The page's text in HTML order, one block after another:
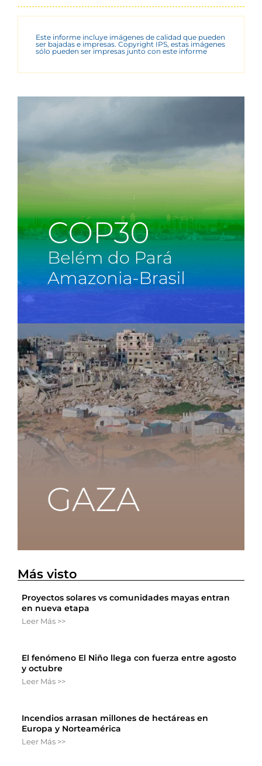
Este informe incluye imágenes de calidad que pueden
ser bajadas e impresas. Copyright IPS, estas imágenes
sólo pueden ser impresas junto con este informe
Más visto
Proyectos solares vs comunidades mayas entran
en nueva etapa
Leer Más >>
El fenómeno El Niño llega con fuerza entre agosto
y octubre
Leer Más >>
Incendios arrasan millones de hectáreas en
Europa y Norteamérica
Leer Más >>